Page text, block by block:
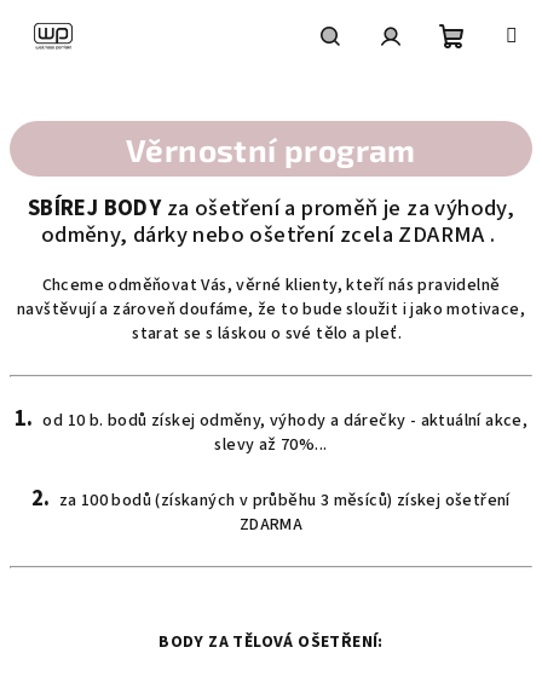
Věrnostní program
SBÍREJ BODYza ošetření a proměň je za výhody,
odměny, dárky nebo ošetření zcela ZDARMA .
Chceme odměňovat Vás, věrné klienty, kteří nás pravidelně
navštěvují a zároveň doufáme, že to bude sloužit i jako motivace,
starat se s láskou o své tělo a pleť.
1. od 10 b. bodů získej odměny, výhody a dárečky - aktuální akce,
slevy až 70%...
2. za 100 bodů (získaných v průběhu 3 měsíců) získej ošetření
ZDARMA
BODY ZA TĚLOVÁ OŠETŘENÍ: